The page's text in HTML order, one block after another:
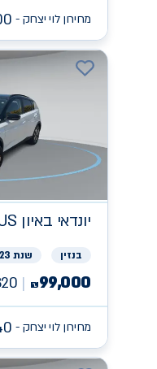
מחירון לוי יצחק -
יונדאי PRIME PLUS באיון
בנזין שנת 2023
₪99,000
מחירון לוי יצחק -